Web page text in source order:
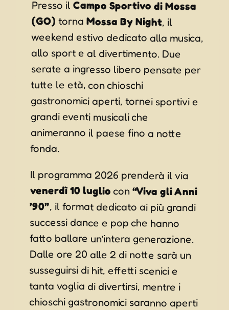
Presso il Campo Sportivo di Mossa
(GO) torna Mossa By Night, il
weekend estivo dedicato alla musica,
allo sport e al divertimento. Due
serate a ingresso libero pensate per
tutte le età, con chioschi
gastronomici aperti, tornei sportivi e
grandi eventi musicali che
animeranno il paese fino a notte
fonda.
Il programma 2026 prenderà il via
venerdì 10 lugliocon“Viva gli Anni
’90”, il format dedicato ai più grandi
successi dance e pop che hanno
fatto ballare un’intera generazione.
Dalle ore 20 alle 2 di notte sarà un
susseguirsi di hit, effetti scenici e
tanta voglia di divertirsi, mentre i
chioschi gastronomici saranno aperti